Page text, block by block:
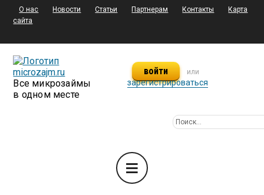
О нас Новости Статьи Партнерам Контакты
Карта
сайта
Все микрозаймы
в одном месте
войти или
зарегистрироваться